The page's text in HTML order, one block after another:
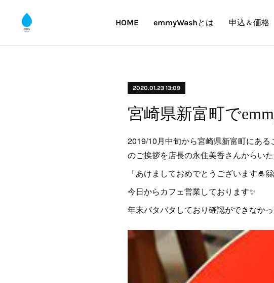
HOME emmyWashとは 申込＆価格
2020.01.23 13:09
宮崎県新富町で
2019/10月中旬から宮崎県新富町にあ
のご挨拶を店長の永住美香さんからいた
「あけましておめでとうございます🎍🤗
今日からカフェ営業しております✨
年末バタバタしており確認ができなか